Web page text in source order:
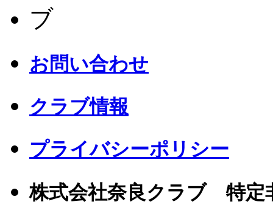
お問い合わせ
クラブ情報
プライバシーポリシー
株式会社奈良クラブ 特定